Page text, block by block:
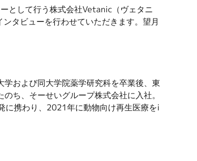
として行う株式会社Vetanic（ヴェタニ
タビューを行わせていただきます。望月
学および同大学院薬学研究科を卒業後、東
ち、そーせいグループ株式会社に入社。
に携わり、2021年に動物向け再生医療をi